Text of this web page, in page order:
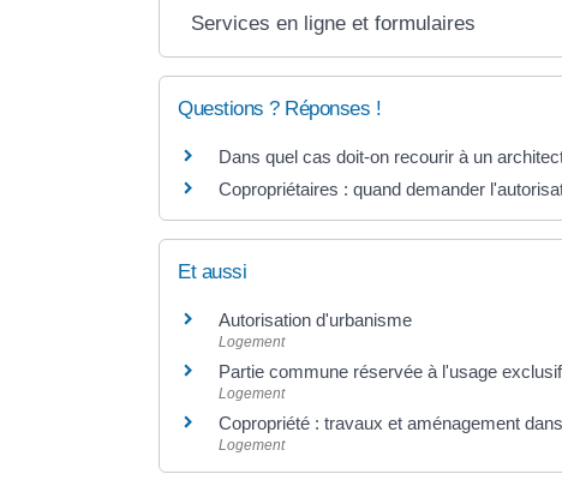
Services en ligne et formulaires
Questions ? Réponses !
Dans quel cas doit-on recourir à un
Copropriétaires : quand demander
Et aussi
Autorisation d'urbanisme
Logement
Partie commune réservée à l'usage
Logement
Copropriété : travaux et aménagement
Logement